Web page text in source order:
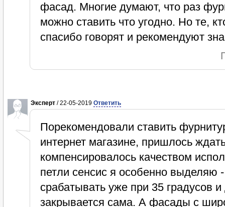
фасад. Многие думают, что раз
можно ставить что угодно. Но те,
спасибо говорят и рекомендуют
Эксперт / 22-05-2019 Ответить
Порекомендовали ставить
интернет магазине, пришлось
компенсировалось качеством
петли сенсис я особенно выделяю
срабатывать уже при 35 градусов
закрывается сама. А фасады с